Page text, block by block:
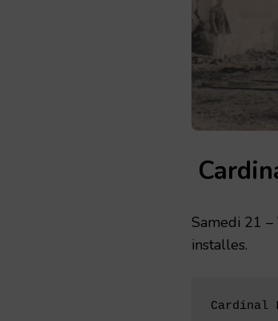
Samedi 21
installes.
Cardinal